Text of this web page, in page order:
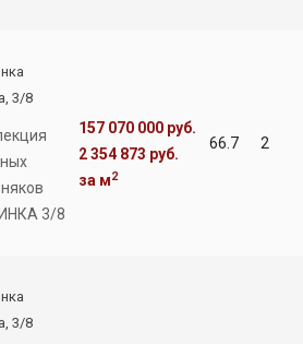
3/8
3/8
157 070 000 руб.
2 354 873 руб.
за м2
66.7 2
3/8